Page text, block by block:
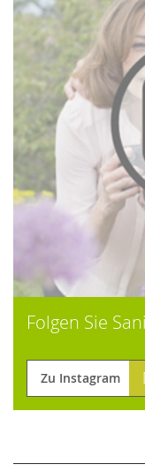
Folgen Sie
Zu Instagram